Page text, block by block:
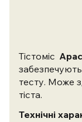
Тістоміс
тесту. Може
тіста.
Технічні